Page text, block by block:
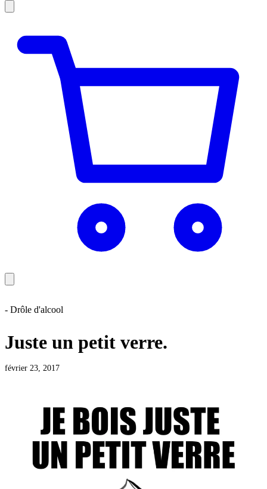
- Drôle d'alcool
Juste un petit verre.
février 23, 2017